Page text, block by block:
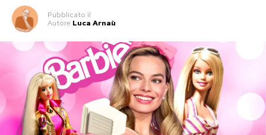
Pubblicato il
Autore Luca Arnaù